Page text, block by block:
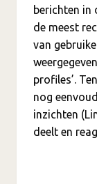
berichten in
de meest
van
profiles’.
nog
inzichten
deelt en